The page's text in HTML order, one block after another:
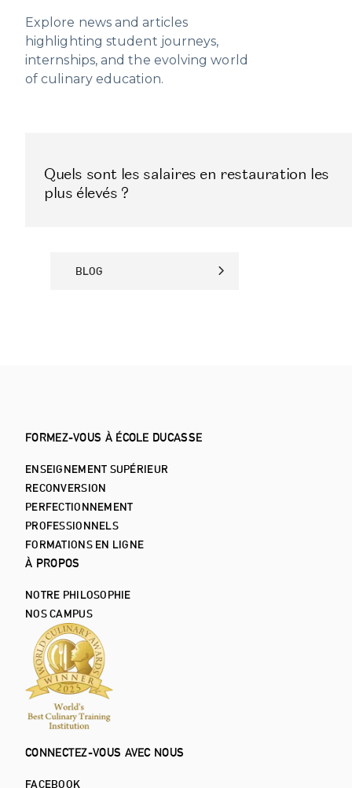
Explore news and articles
highlighting student journeys,
internships, and the evolving world
of culinary education.
Quels sont les salaires en restauration les
plus élevés ?
BLOG
FORMEZ-VOUS À ÉCOLE DUCASSE
ENSEIGNEMENT SUPÉRIEUR
RECONVERSION
PERFECTIONNEMENT
PROFESSIONNELS
FORMATIONS EN LIGNE
À PROPOS
NOTRE PHILOSOPHIE
NOS CAMPUS
CONNECTEZ-VOUS AVEC NOUS
FACEBOOK